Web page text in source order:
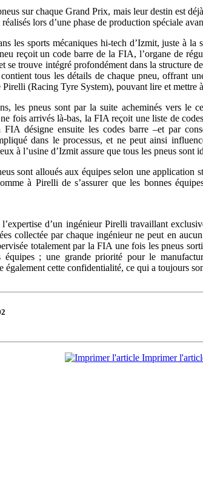
sur chaque Grand Prix, mais leur destin est
lors d’une phase de production spéciale
les sports mécaniques hi-tech d’Izmit, juste à
reçoit un code barre de la FIA, l’organe de
se trouve intégré profondément dans la structure
tous les détails de chaque pneu, offrant
(Racing Tyre System), pouvant lire et mettre
les pneus sont par la suite acheminés vers le
fois arrivés là-bas, la FIA reçoit une liste de
désigne ensuite les codes barre –et par
dans le processus, et ne peut ainsi
à l’usine d’Izmit assure que tous les pneus sont
sont alloués aux équipes selon une application
à Pirelli de s’assurer que les bonnes
d’un ingénieur Pirelli travaillant
collectée par chaque ingénieur ne peut en
totalement par la FIA une fois les pneus
équipes ; une grande priorité pour le
également cette confidentialité, ce qui a toujours
Imprimer